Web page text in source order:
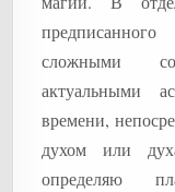
сложными
актуальными
времени,
духом или
определяю